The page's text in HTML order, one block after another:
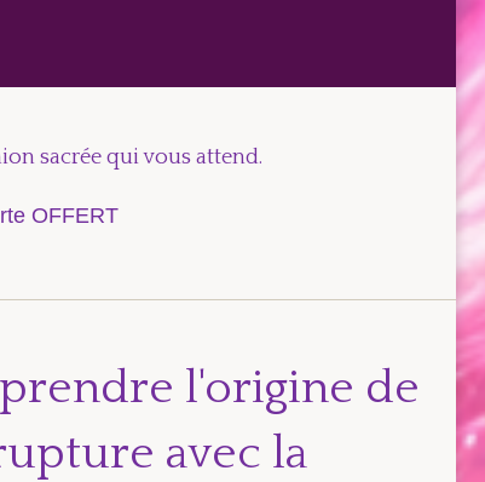
sacrée qui vous attend.
OFFERT
l'origine de
avec la